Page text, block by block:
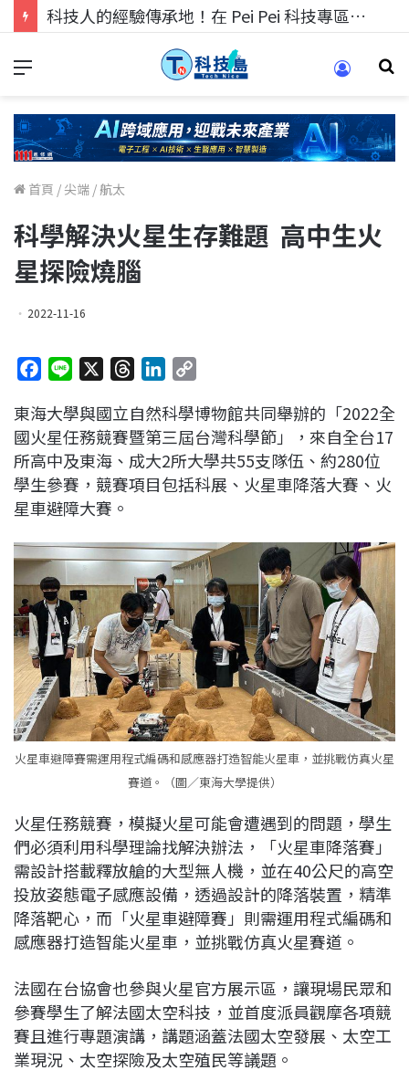
科技人的經驗傳承地！在 Pei Pei 科技專區，與學弟妹交流最硬核的技術
首頁 /尖端 /航太
科學解決火星生存難題 高中生火
星探險燒腦
2022-11-16
c
e
b
o
o
n
e
r
e
a
d
n
k
e
d
p
y
L
i
東海大學與國立自然科學博物館共同舉辦的「2022全
國火星任務競賽暨第三屆台灣科學節」，來自全台17
所高中及東海、成大2所大學共55支隊伍、約280位
學生參賽，競賽項目包括科展、火星車降落大賽、火
星車避障大賽。
火星車避障賽需運用程式編碼和感應器打造智能火星車，並挑戰仿真火星
賽道。（圖／東海大學提供）
火星任務競賽，模擬火星可能會遭遇到的問題，學生
們必須利用科學理論找解決辦法，「火星車降落賽」
需設計搭載釋放艙的大型無人機，並在40公尺的高空
投放姿態電子感應設備，透過設計的降落裝置，精準
降落靶心，而「火星車避障賽」則需運用程式編碼和
感應器打造智能火星車，並挑戰仿真火星賽道。
法國在台協會也參與火星官方展示區，讓現場民眾和
參賽學生了解法國太空科技，並首度派員觀摩各項競
賽且進行專題演講，講題涵蓋法國太空發展、太空工
業現況、太空探險及太空殖民等議題。